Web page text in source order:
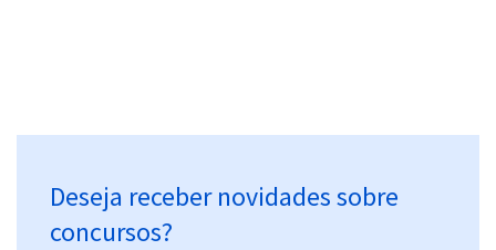
Deseja receber novidades sobre
concursos?